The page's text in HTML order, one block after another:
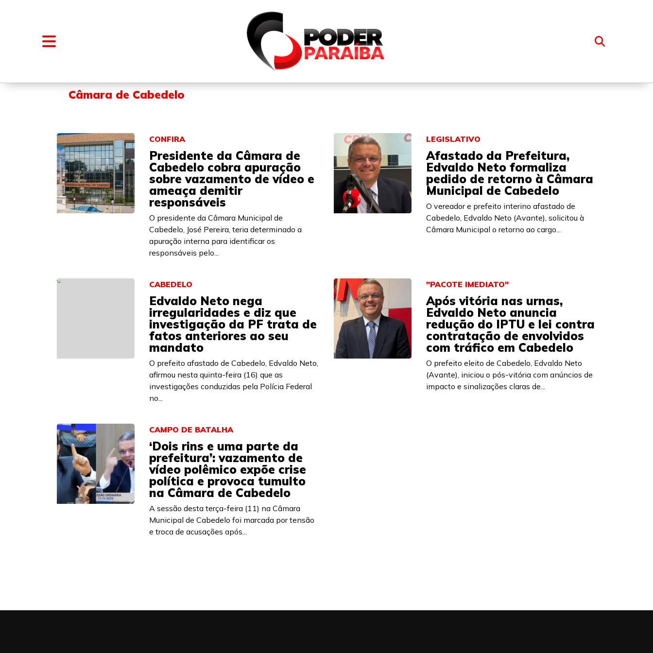
FALE CONOSCO
Câmara de Cabedelo
CONFIRA
Presidente da Câmara de
Cabedelo cobra apuração
sobre vazamento de vídeo e
ameaça demitir
responsáveis
O presidente da Câmara Municipal de
Cabedelo, José Pereira, teria determinado a
apuração interna para identificar os
responsáveis pelo...
LEGISLATIVO
Afastado da Prefeitura,
Edvaldo Neto formaliza
pedido de retorno à Câmara
Municipal de Cabedelo
O vereador e prefeito interino afastado de
Cabedelo, Edvaldo Neto (Avante), solicitou à
Câmara Municipal o retorno ao cargo...
CABEDELO
Edvaldo Neto nega
irregularidades e diz que
investigação da PF trata de
fatos anteriores ao seu
mandato
O prefeito afastado de Cabedelo, Edvaldo Neto,
afirmou nesta quinta-feira (16) que as
investigações conduzidas pela Polícia Federal
no...
"PACOTE IMEDIATO"
Após vitória nas urnas,
Edvaldo Neto anuncia
redução do IPTU e lei contra
contratação de envolvidos
com tráfico em Cabedelo
O prefeito eleito de Cabedelo, Edvaldo Neto
(Avante), iniciou o pós-vitória com anúncios de
impacto e sinalizações claras de...
CAMPO DE BATALHA
‘Dois rins e uma parte da
prefeitura’: vazamento de
vídeo polêmico expõe crise
política e provoca tumulto
na Câmara de Cabedelo
A sessão desta terça-feira (11) na Câmara
Municipal de Cabedelo foi marcada por tensão
e troca de acusações após...